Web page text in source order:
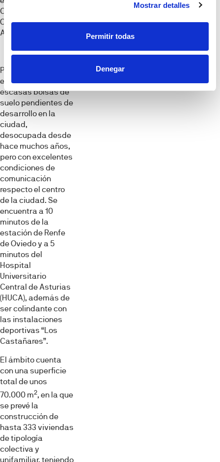
Mostrar detalles
Permitir todas
Denegar
Construcción y
Obra Civil de
Asturias.
Pontón de Vaqueros
es una de las
escasas bolsas de
suelo pendientes de
desarrollo en la
ciudad,
desocupada desde
hace muchos años,
pero con excelentes
condiciones de
comunicación
respecto el centro
de la ciudad. Se
encuentra a 10
minutos de la
estación de Renfe
de Oviedo y a 5
minutos del
Hospital
Universitario
Central de Asturias
(HUCA), además de
ser colindante con
las instalaciones
deportivas “Los
Castañares”.
El ámbito cuenta
con una superficie
total de unos
70.000 m2, en la que
se prevé la
construcción de
hasta 333 viviendas
de tipología
colectiva y
unifamiliar, teniendo